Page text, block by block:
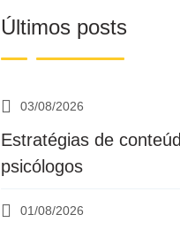
Últimos posts
03/08/2026
Estratégias de
psicólogos
01/08/2026